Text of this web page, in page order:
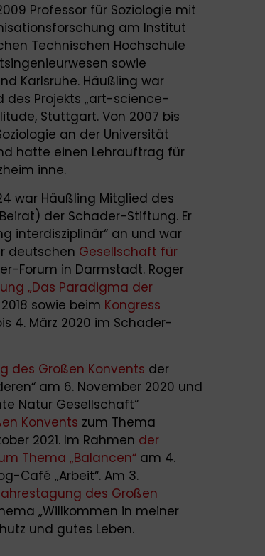
Professor für Soziologie mit
am Institut
Technischen Hochschule
sowie
Karlsruhe. Häußling war
des Projekts „art-science-
Stuttgart. Von 2007 bis
an der Universität
hatte einen Lehrauftrag für
inne.
war Häußling Mitglied des
der Schader-Stiftung. Er
interdisziplinär“ an und war
deutschen Gesellschaft für
Forum in Darmstadt. Roger
„Das Paradigma der
sowie beim Kongress
4. März 2020 im Schader-
des Großen Konvents der
am 6. November 2020 und
Natur Gesellschaft“
Konvents zum Thema
2021. Im Rahmen der
Thema „Balancen“ am 4.
Café „Arbeit“. Am 3.
des Großen
„Willkommen in meiner
und gutes Leben.